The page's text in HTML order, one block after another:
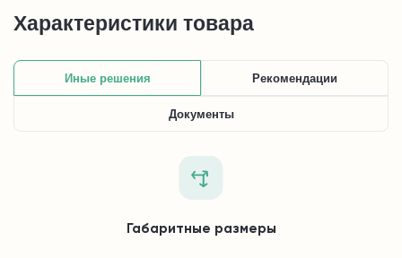
Характеристики товара
Иные решения Рекомендации
Документы
Габаритные размеры